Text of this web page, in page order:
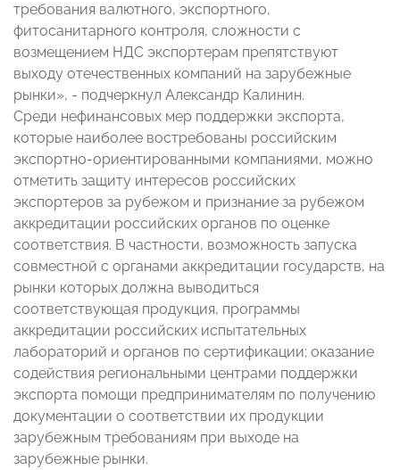
требования валютного, экспортного,
фитосанитарного контроля, сложности с
возмещением НДС экспортерам препятствуют
выходу отечественных компаний на зарубежные
рынки», - подчеркнул Александр Калинин.
Среди нефинансовых мер поддержки экспорта,
которые наиболее востребованы российским
экспортно-ориентированными компаниями, можно
отметить защиту интересов российских
экспортеров за рубежом и признание за рубежом
аккредитации российских органов по оценке
соответствия. В частности, возможность запуска
совместной с органами аккредитации государств, на
рынки которых должна выводиться
соответствующая продукция, программы
аккредитации российских испытательных
лабораторий и органов по сертификации; оказание
содействия региональными центрами поддержки
экспорта помощи предпринимателям по получению
документации о соответствии их продукции
зарубежным требованиям при выходе на
зарубежные рынки.